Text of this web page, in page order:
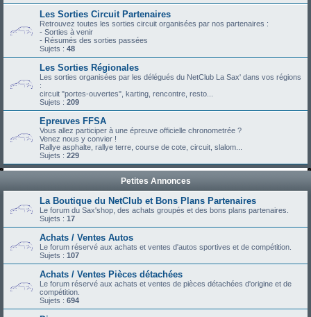
Les Sorties Circuit Partenaires
Retrouvez toutes les sorties circuit organisées par nos partenaires :
- Sorties à venir
- Résumés des sorties passées
Sujets : 48
Les Sorties Régionales
Les sorties organisées par les délégués du NetClub La Sax' dans vos régions
:
circuit "portes-ouvertes", karting, rencontre, resto...
Sujets : 209
Epreuves FFSA
Vous allez participer à une épreuve officielle chronometrée ?
Venez nous y convier !
Rallye asphalte, rallye terre, course de cote, circuit, slalom...
Sujets : 229
Petites Annonces
La Boutique du NetClub et Bons Plans Partenaires
Le forum du Sax'shop, des achats groupés et des bons plans partenaires.
Sujets : 17
Achats / Ventes Autos
Le forum réservé aux achats et ventes d'autos sportives et de compétition.
Sujets : 107
Achats / Ventes Pièces détachées
Le forum réservé aux achats et ventes de pièces détachées d'origine et de
compétition.
Sujets : 694